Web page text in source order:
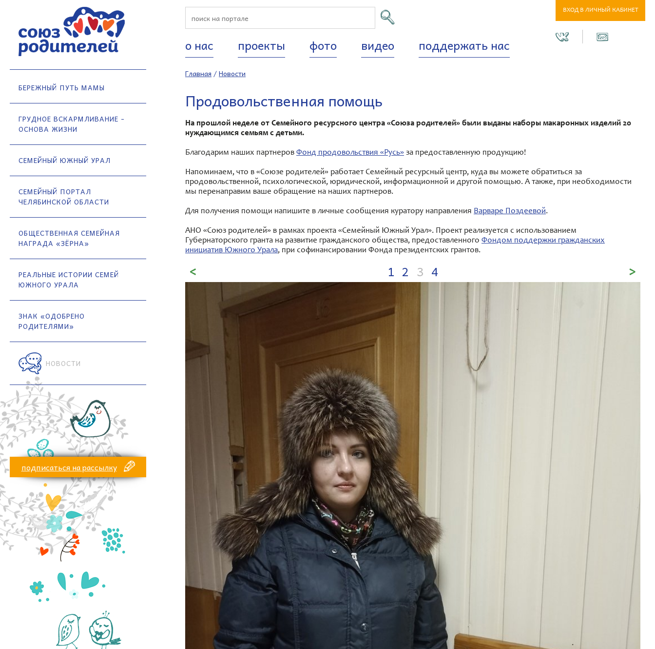
ВХОД В ЛИЧНЫЙ КАБИНЕТ
о нас проекты фото видео поддержать нас
БЕРЕЖНЫЙ ПУТЬ МАМЫ
ГРУДНОЕ ВСКАРМЛИВАНИЕ -
ОСНОВА ЖИЗНИ
СЕМЕЙНЫЙ ЮЖНЫЙ УРАЛ
СЕМЕЙНЫЙ ПОРТАЛ
ЧЕЛЯБИНСКОЙ ОБЛАСТИ
ОБЩЕСТВЕННАЯ СЕМЕЙНАЯ
НАГРАДА «ЗЁРНА»
РЕАЛЬНЫЕ ИСТОРИИ СЕМЕЙ
ЮЖНОГО УРАЛА
ЗНАК «ОДОБРЕНО
РОДИТЕЛЯМИ»
НОВОСТИ
подписаться на рассылку
Главная /Новости
Продовольственная помощь
На прошлой неделе от Семейного ресурсного центра «Союза родителей» были выданы наборы макаронных изделий 20
нуждающимся семьям с детьми.
Благодарим наших партнеров Фонд продовольствия «Русь» за предоставленную продукцию!
Напоминаем, что в «Союзе родителей» работает Семейный ресурсный центр, куда вы можете обратиться за
продовольственной, психологической, юридической, информационной и другой помощью. А также, при необходимости
мы перенаправим ваше обращение на наших партнеров.
Для получения помощи напишите в личные сообщения куратору направления Варваре Поздеевой.
АНО «Союз родителей» в рамках проекта «Семейный Южный Урал». Проект реализуется с использованием
Губернаторского гранта на развитие гражданского общества, предоставленного Фондом поддержки гражданских
инициатив Южного Урала, при софинансировании Фонда президентских грантов.
1 2 3 4